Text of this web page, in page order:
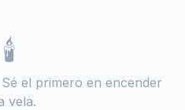
🕯️
el primero en encender
vela.